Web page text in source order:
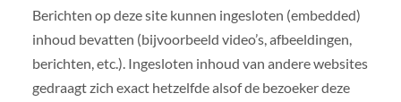
Berichten op deze site kunnen ingesloten (embedded)
inhoud bevatten (bijvoorbeeld video’s, afbeeldingen,
berichten, etc.). Ingesloten inhoud van andere websites
gedraagt zich exact hetzelfde alsof de bezoeker deze